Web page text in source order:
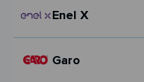
Enel X
Garo